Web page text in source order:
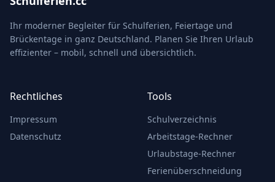
Ihr moderner Begleiter für Schulferien, Feiertage und
Brückentage in ganz Deutschland. Planen Sie Ihren Urlaub
effizienter – mobil, schnell und übersichtlich.
Rechtliches
Impressum
Datenschutz
Tools
Schulverzeichnis
Arbeitstage-Rechner
Urlaubstage-Rechner
Ferienüberschneidung